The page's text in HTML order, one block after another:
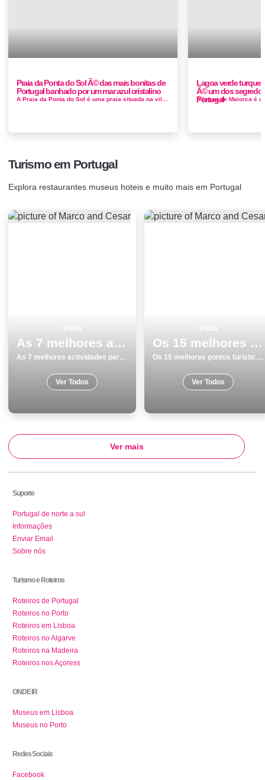
Praia da Ponta do Sol Ã© das mais bonitas de
Portugal banhado por um mar azul cristalino
A Praia da Ponta do Sol é uma praia situada na vila e concelho homónimo, na ilha da Madeira, em Portugal. Constituí&sh...
Lagoa verde
Ã© um dos
Portugal
Turismo em Portugal
Explora restaurantes museus hoteis e muito mais em Portugal
As 7 melhores actividades para fazer e visitar em SantarÃ©m
As 7 melhores actividades para fazer e visitar em SantarÃ©m
Ver Todos
Os 15 melhores pontos turisticos para visitar em Vila do Bispo
Os 15 melhores pontos turisticos para visitar em Vila do Bispo
Ver Todos
Ver mais
Suporte
Portugal de norte a sul
Informações
Enviar Email
Sobre nós
Turismo e Roteiros
Roteiros de Portugal
Roteiros no Porto
Roteiros em Lisboa
Roteiros no Algarve
Roteiros na Madeira
Roteiros nos Açoress
ONDE IR
Museus em Lisboa
Museus no Porto
Redes Sociais
Facebook